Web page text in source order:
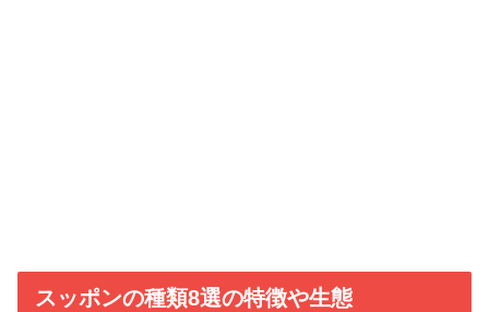
スッポンの種類8選の特徴や生態